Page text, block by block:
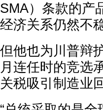
SMA）条款的产
经济关系仍然不
但他也为川普辩
月连任时的竞选
关税吸引制造业